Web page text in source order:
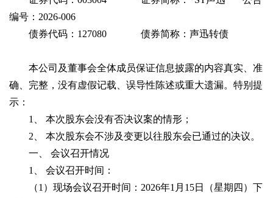
编号：2026-006
债券代码：127080 债券简称：声迅转债
本公司及董事会全体成员保证信息披露的内容真实、准
确、完整，没有虚假记载、误导性陈述或重大遗漏。特别提
示：
1、 本次股东会没有否决议案的情形；
2、 本次股东会不涉及变更以往股东会已通过的决议。
一、 会议召开情况
1、 会议召开时间：
（1）现场会议召开时间：2026年1月15日（星期四）下